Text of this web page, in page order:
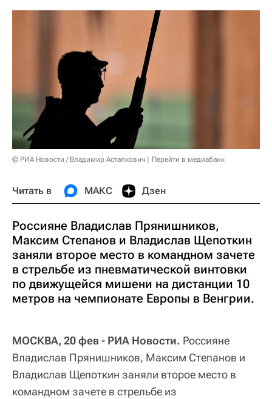
© РИА Новости / Владимир Астапкович Перейти в медиабанк
Читать в МАКС Дзен
Россияне Владислав Прянишников,
Максим Степанов и Владислав Щепоткин
заняли второе место в командном зачете
в стрельбе из пневматической винтовки
по движущейся мишени на дистанции 10
метров на чемпионате Европы в Венгрии.
МОСКВА, 20 фев - РИА Новости. Россияне
Владислав Прянишников, Максим Степанов и
Владислав Щепоткин заняли второе место в
командном зачете в стрельбе из